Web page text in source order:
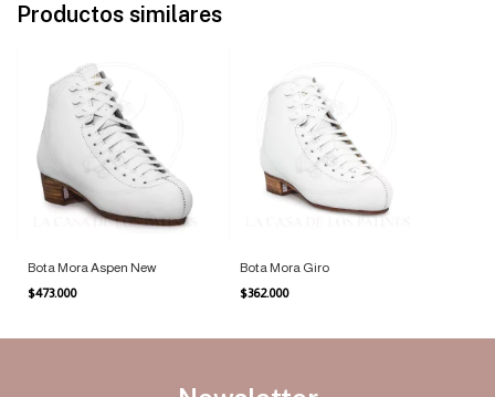
Productos similares
Bota Mora Aspen New
$473.000
Bota Mora Giro
$362.000